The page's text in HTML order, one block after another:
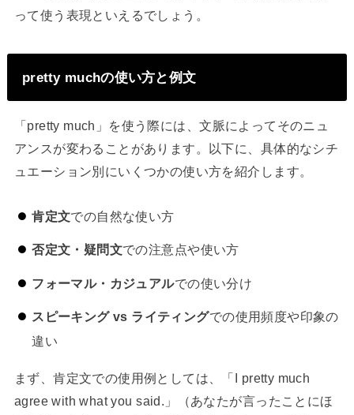
って使う表現といえるでしょう。
pretty muchの使い方と例文
「pretty much」を使う際には、文脈によってそのニュ
アンスが変わることがあります。以下に、具体的なシチ
ュエーション別にいくつかの使い方を紹介します。
肯定文での自然な使い方
否定文・疑問文での注意点や使い方
フォーマル・カジュアルでの使い分け
スピーキング vs ライティングでの使用頻度や印象の
違い
まず、肯定文での使用例としては、「I pretty much
agree with what you said.」（あなたが言ったことにほ